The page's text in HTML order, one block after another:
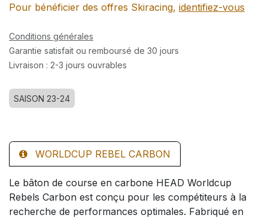
Pour bénéficier des offres Skiracing, identifiez-vous
Conditions générales
Garantie satisfait ou remboursé de 30 jours
Livraison : 2-3 jours ouvrables
SAISON 23-24
WORLDCUP REBEL CARBON
Le bâton de course en carbone HEAD Worldcup
Rebels Carbon est conçu pour les compétiteurs à la
recherche de performances optimales. Fabriqué en